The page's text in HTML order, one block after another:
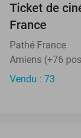
Ticket de
France
Pathé France
Amiens (+76
Vendu : 73